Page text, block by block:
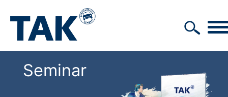
Seminar